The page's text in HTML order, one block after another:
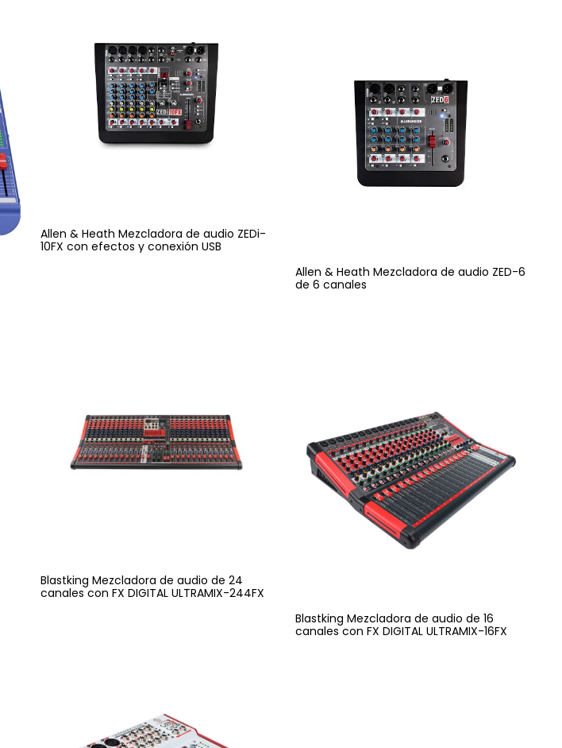
Allen & Heath Mezcladora de audio ZEDi-
10FX con efectos y conexión USB
Allen & Heath Mezcladora de audio ZED-6
de 6 canales
Blastking Mezcladora de audio de 24
canales con FX DIGITAL ULTRAMIX-244FX
Blastking Mezcladora de audio de 16
canales con FX DIGITAL ULTRAMIX-16FX